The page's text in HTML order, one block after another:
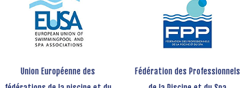
Union Européenne des
Fédération des Professionnels